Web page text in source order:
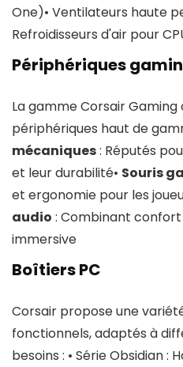
One)• Ventilateurs haute
Refroidisseurs d'air pour
Périphériques
La gamme Corsair
périphériques haut de
mécaniques: Réputés
et leur durabilité• Souris
et ergonomie pour les
audio : Combinant
immersive
Boîtiers PC
Corsair propose une
fonctionnels, adaptés à
besoins : • Série Obsidian :